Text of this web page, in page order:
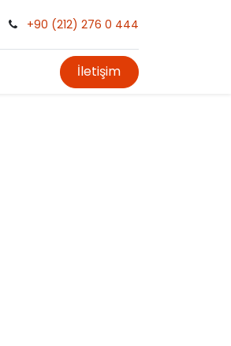
+90 (212) 276 0 444
İletişim